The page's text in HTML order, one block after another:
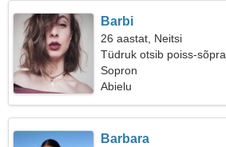
Barbi
26 aastat, Neitsi
Tüdruk otsib poiss-sõpra
Sopron
Abielu
Barbara